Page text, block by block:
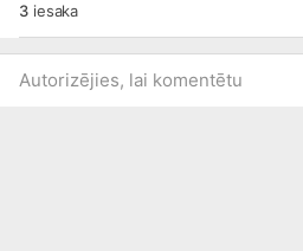
3iesaka
Autorizējies, lai komentētu